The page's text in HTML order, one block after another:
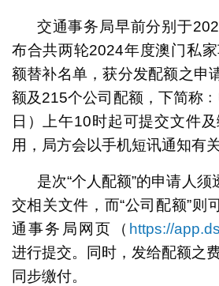
交通事务局早前分别于
布合共两轮2024年度澳门私
额替补名单，获分发配额之申
额及215个公司配额，下简称
日）上午10时起可提交文件
用，局方会以手机短讯通知有
是次“个人配额”的申请人须
交相关文件，而“公司配额”则
通事务局网页（ https://
进行提交。同时，发给配额之
同步缴付。